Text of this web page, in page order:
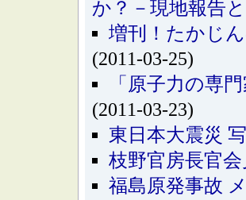
か？－現地報告
増刊！たかじ
(2011-03-25)
「原子力の専
(2011-03-23)
東日本大震災
枝野官房長官
福島原発事故